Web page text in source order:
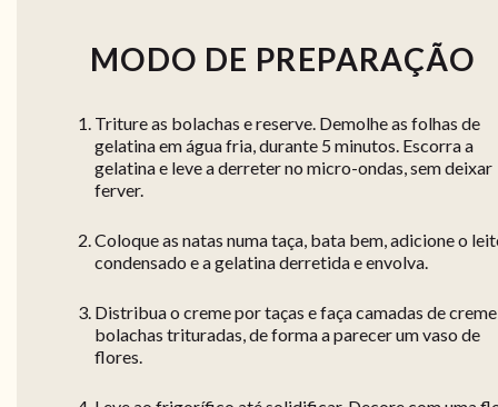
MODO DE PREPARAÇÃO
Triture as bolachas e reserve. Demolhe as folhas de
gelatina em água fria, durante 5 minutos. Escorra a
gelatina e leve a derreter no micro-ondas, sem deixar
ferver.
Coloque as natas numa taça, bata bem, adicione o
condensado e a gelatina derretida e envolva.
Distribua o creme por taças e faça camadas de
bolachas trituradas, de forma a parecer um vaso de
flores.